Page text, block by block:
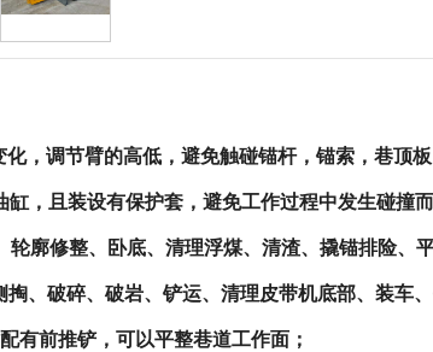
，调节臂的高低，避免触碰锚杆，锚索，巷顶
，且装设有保护套，避免工作过程中发生碰撞
轮廓修整、卧底、清理浮煤、清渣、 撬锚排险、
、破碎、破岩、铲运、清理皮带机底部、装车
有前推铲，可以平整巷道工作面；